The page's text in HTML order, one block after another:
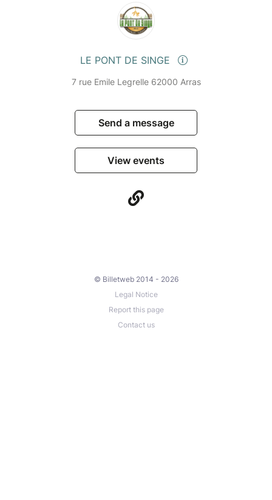
LE PONT DE SINGE
7 rue Emile Legrelle 62000 Arras
Send a message
View events
© Billetweb 2014 - 2026
Legal Notice
Report this page
Contact us